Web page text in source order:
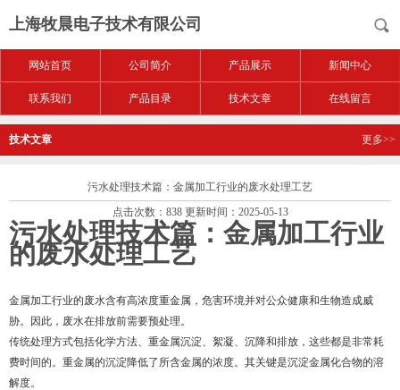
上海牧晨电子技术有限公司
网站首页 公司简介 产品展示 新闻中心
联系我们 产品目录 技术文章 在线留言
技术文章 更多>>
污水处理技术篇：金属加工行业的废水处理工艺
点击次数：838 更新时间：2025-05-13
污水处理技术篇：金属加工行业
的废水处理工艺
金属加工行业的废水含有高浓度重金属，危害环境并对公众健康和生物造成威
胁。因此，废水在排放前需要预处理。
传统处理方式包括化学方法、重金属沉淀、絮凝、沉降和排放，这些都是非常耗
费时间的。重金属的沉淀降低了所含金属的浓度。其关键是沉淀金属化合物的溶
解度。